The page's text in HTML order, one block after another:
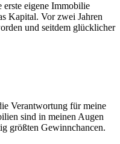
eigene Immobilie
Kapital. Vor zwei Jahren
und seitdem glücklicher
Verantwortung für meine
sind in meinen Augen
größten Gewinnchancen.